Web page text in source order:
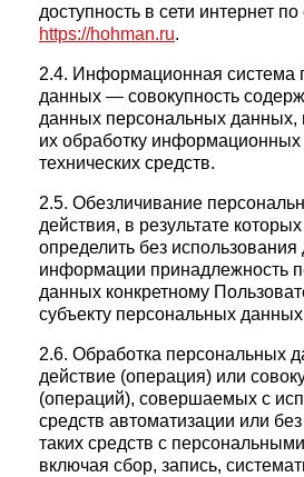
доступность в сети интернет
https://hohman.ru.
2.4. Информационная система
данных — совокупность
данных персональных
их обработку информационных
технических средств.
2.5. Обезличивание
действия, в результате
определить без использования
информации принадлежность
данных конкретному
субъекту персональных
2.6. Обработка персональных
действие (операция) или
(операций), совершаемых с
средств автоматизации или
таких средств с
включая сбор, запись,